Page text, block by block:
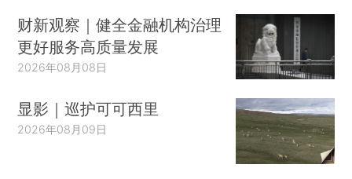
财新观察｜健全金融机构治理
更好服务高质量发展
2026年08月08日
显影｜巡护可可西里
2026年08月09日